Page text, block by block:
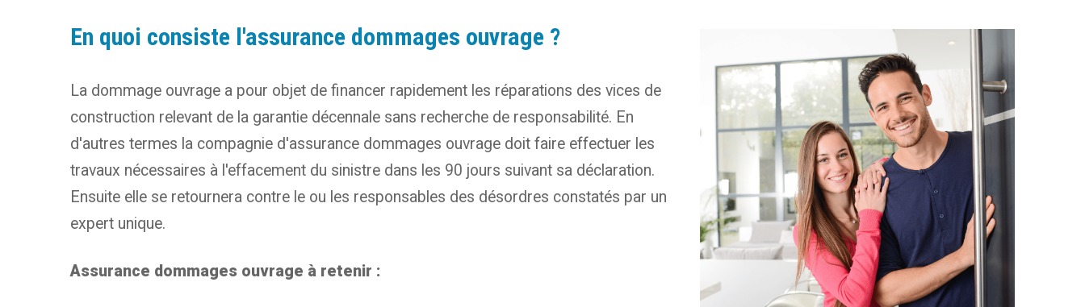
En quoi consiste l'assurance dommages ouvrage ?
La dommage ouvrage a pour objet de financer rapidement les réparations des vices de
construction relevant de la garantie décennale sans recherche de responsabilité. En
d'autres termes la compagnie d'assurance dommages ouvrage doit faire effectuer les
travaux nécessaires à l'effacement du sinistre dans les 90 jours suivant sa déclaration.
Ensuite elle se retournera contre le ou les responsables des désordres constatés par un
expert unique.
Assurance dommages ouvrage à retenir :